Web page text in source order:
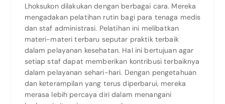
Lhoksukon dilakukan dengan berbagai cara. Mereka
mengadakan pelatihan rutin bagi para tenaga medis
dan staf administrasi. Pelatihan ini melibatkan
materi-materi terbaru seputar praktik terbaik
dalam pelayanan kesehatan. Hal ini bertujuan agar
setiap staf dapat memberikan kontribusi terbaiknya
dalam pelayanan sehari-hari. Dengan pengetahuan
dan keterampilan yang terus diperbarui, mereka
merasa lebih percaya diri dalam menangani